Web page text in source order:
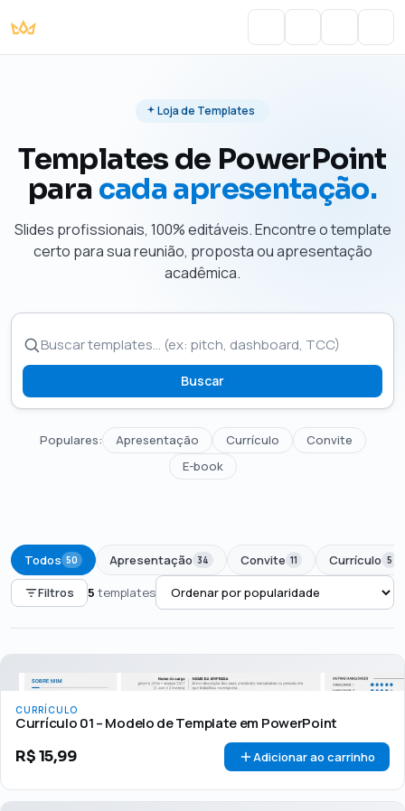
Loja de Templates
Templates de PowerPoint
para cada apresentação.
Slides profissionais, 100% editáveis. Encontre o template
certo para sua reunião, proposta ou apresentação
acadêmica.
Buscar
Populares: Apresentação Currículo
Convite
E-book
Todos 50 Apresentação 34 Convite 11 Currículo 5
Filtros 5 templates
PREÇO
Todos Até R$50 R$50 – R$100 Acima de R$100
OFERTA 🏷 Em promoção
CURRÍCULO
Currículo 01 – Modelo de Template em PowerPoint
R$15,99 Adicionar ao carrinho